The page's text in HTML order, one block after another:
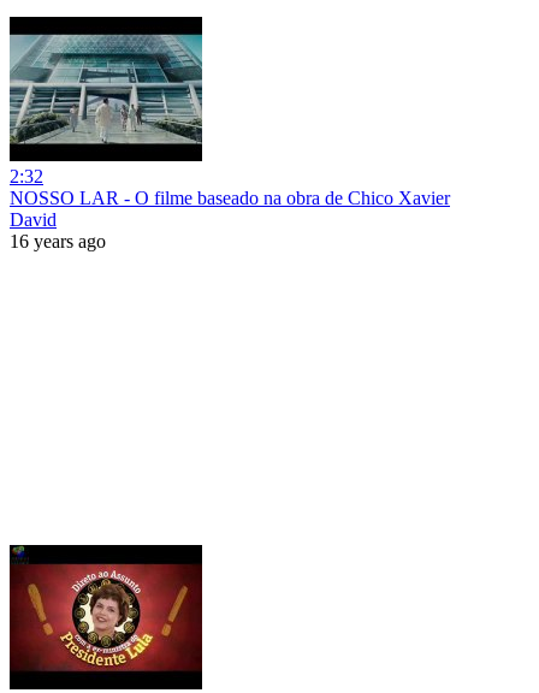
2:32
NOSSO LAR - O filme baseado na obra de Chico Xavier
David
16 years ago